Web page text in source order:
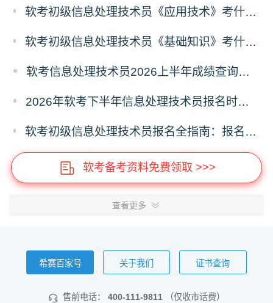
软考初级信息处理技术员《应用技术》考什么？信息处理技术员应用技术科目考试内容
软考初级信息处理技术员《基础知识》考什么？信息处理技术员基础知识科目考试内容
软考信息处理技术员2026上半年成绩查询时间及入口
2026年软考下半年信息处理技术员报名时间及报名入口
软考初级信息处理技术员报名全指南：报名时间、入口、流程、资料、注意事项
软考备考资料免费领取 >>>
查看更多
希赛百家号 关于我们 证书查询
售前电话： 400-111-9811 （仅收市话费）